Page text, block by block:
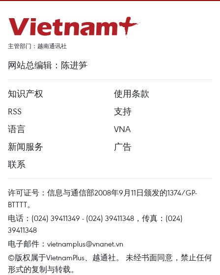
主管部门：越南通讯社
网站总编辑：陈进笋
知识产权
使用条款
RSS
支持
语言
VNA
新闻服务
广告
联系
许可证号：信息与通信部2008年9月11日颁发的1374/GP-
BTTTT。
电话：(024) 39411349 - (024) 39411348，传真：(024)
39411348
电子邮件： vietnamplus@vnanet.vn
©版权属于VietnamPlus、越通社。 未经书面同意，禁止任何
形式的复制与转载。